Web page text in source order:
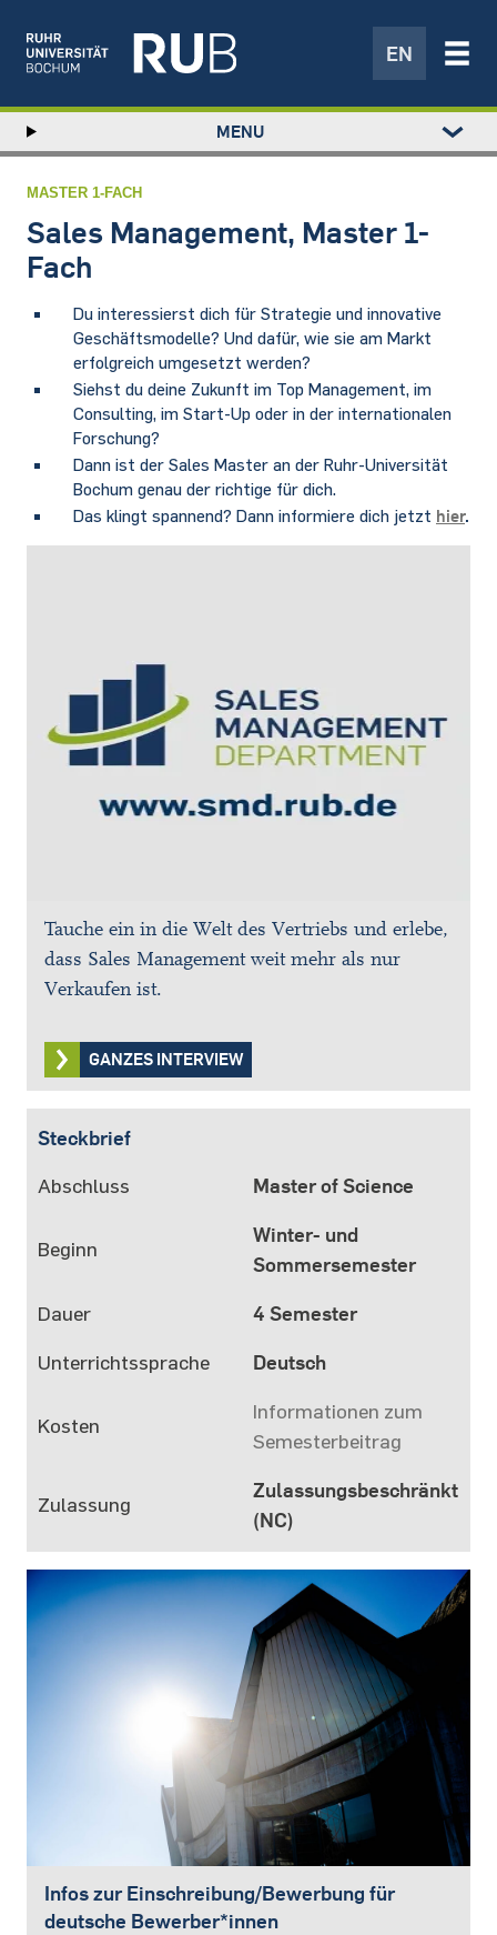
EN
STUDIUM
FORSCHUNG
TRANSFER
NEWS
ÜBER UNS
EINRICHTUNGEN
Left
study
menu
MENU
MASTER 1-FACH
Sales Management, Master 1-
Fach
Du interessierst dich für Strategie und innovative
Geschäftsmodelle? Und dafür, wie sie am Markt
erfolgreich umgesetzt werden?
Siehst du deine Zukunft im Top Management, im
Consulting, im Start-Up oder in der internationalen
Forschung?
Dann ist der Sales Master an der Ruhr-Universität
Bochum genau der richtige für dich.
Das klingt spannend? Dann informiere dich jetzt hier.
Tauche ein in die Welt des Vertriebs und erlebe,
dass Sales Management weit mehr als nur
Verkaufen ist.
GANZES INTERVIEW
Steckbrief
Abschluss Master of Science
Beginn
Winter- und
Sommersemester
Dauer 4 Semester
Unterrichtssprache Deutsch
Kosten
Informationen zum
Semesterbeitrag
Zulassung
Zulassungsbeschränkt
(NC)
Infos zur Einschreibung/Bewerbung für
deutsche Bewerber*innen